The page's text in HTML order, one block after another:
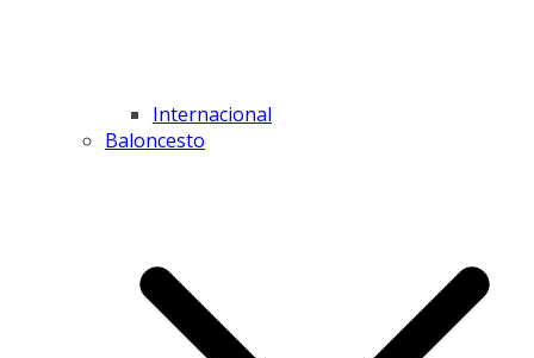
Internacional
Baloncesto